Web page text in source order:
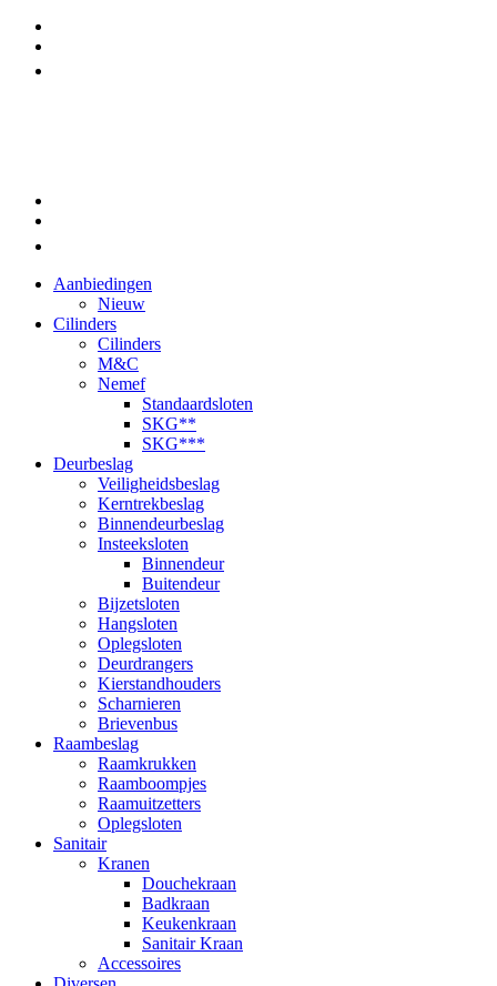
Aanbiedingen
Nieuw
Cilinders
Cilinders
M&C
Nemef
Standaardsloten
SKG**
SKG***
Deurbeslag
Veiligheidsbeslag
Kerntrekbeslag
Binnendeurbeslag
Insteeksloten
Binnendeur
Buitendeur
Bijzetsloten
Hangsloten
Oplegsloten
Deurdrangers
Kierstandhouders
Scharnieren
Brievenbus
Raambeslag
Raamkrukken
Raamboompjes
Raamuitzetters
Oplegsloten
Sanitair
Kranen
Douchekraan
Badkraan
Keukenkraan
Sanitair Kraan
Accessoires